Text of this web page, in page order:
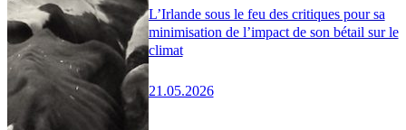
L’Irlande sous le feu des critiques pour sa
minimisation de l’impact de son bétail sur le
climat
21.05.2026